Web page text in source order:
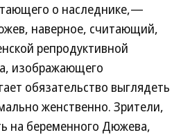
о наследнике,—
наверное, считающий,
репродуктивной
изображающего
обязательство выглядеть
женственно. Зрители,
на беременного Дюжева,